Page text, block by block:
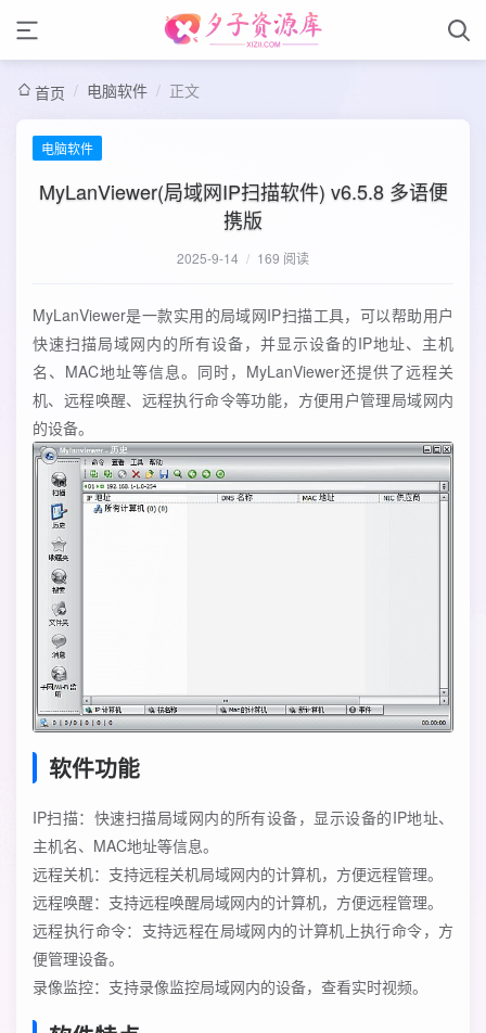
首页 / 电脑软件 / 正文
电脑软件
MyLanViewer(局域网IP扫描软件) v6.5.8 多语便
携版
2025-9-14 / 169 阅读
MyLanViewer是一款实用的局域网IP扫描工具，可以帮助用户
快速扫描局域网内的所有设备，并显示设备的IP地址、主机
名、MAC地址等信息。同时，MyLanViewer还提供了远程关
机、远程唤醒、远程执行命令等功能，方便用户管理局域网内
的设备。
软件功能
IP扫描：快速扫描局域网内的所有设备，显示设备的IP地址、
主机名、MAC地址等信息。
远程关机：支持远程关机局域网内的计算机，方便远程管理。
远程唤醒：支持远程唤醒局域网内的计算机，方便远程管理。
远程执行命令：支持远程在局域网内的计算机上执行命令，方
便管理设备。
录像监控：支持录像监控局域网内的设备，查看实时视频。